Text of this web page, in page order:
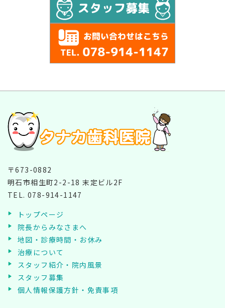
〒673-0882
明石市相生町2-2-18 末定ビル2F
TEL. 078-914-1147
トップページ
院長からみなさまへ
地図・診療時間・お休み
治療について
スタッフ紹介・院内風景
スタッフ募集
個人情報保護方針・免責事項